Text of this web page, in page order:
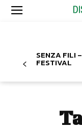
SENZA FILI
FESTIVAL